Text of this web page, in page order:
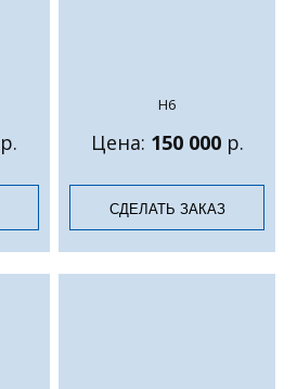
р.
Н6
Цена: 150 000р.
СДЕЛАТЬ ЗАКАЗ